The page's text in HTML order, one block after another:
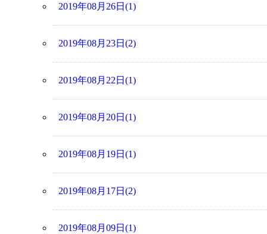
2019年08月26日(1)
2019年08月23日(2)
2019年08月22日(1)
2019年08月20日(1)
2019年08月19日(1)
2019年08月17日(2)
2019年08月09日(1)